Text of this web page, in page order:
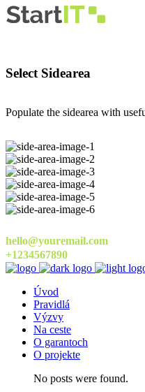
Select Sidearea
Populate the sidearea with
hello@youremail.com
+1234567890
Úvod
Pravidlá
Výzvy
Na ceste
O garantoch
O projekte
No posts were found.